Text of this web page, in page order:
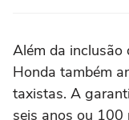
Além da inclusão
Honda também
taxistas. A
seis anos ou 100